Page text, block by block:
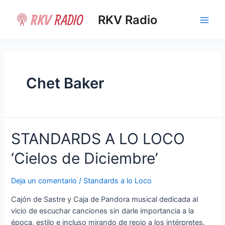
contenido
RKV Radio
Chet Baker
STANDARDS A LO LOCO
‘Cielos de Diciembre’
Deja un comentario / Standards a lo Loco
Cajón de Sastre y Caja de Pandora musical dedicada al
vicio de escuchar canciones sin darle importancia a la
época, estilo e incluso mirando de reojo a los intérpretes.